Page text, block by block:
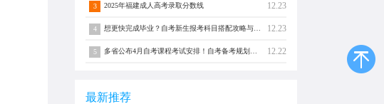
3 2025年福建成人高考录取分数线 12.23
4 12.23
5 12.22
最新推荐